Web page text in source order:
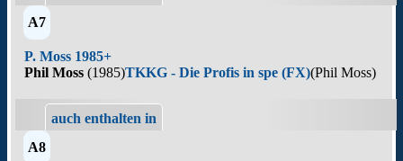
A7
P. Moss 1985+
Phil Moss (1985)TKKG - Die Profis in spe (FX)(Phil Moss)
auch enthalten in
A8